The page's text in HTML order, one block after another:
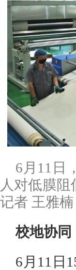
6月11日
人对低膜
记者 王雅楠
校地协同
6月11日